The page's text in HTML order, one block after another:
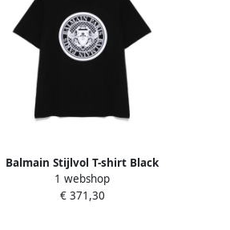
Balmain Stijlvol T-shirt Black
Heren
1 webshop
€ 371,30